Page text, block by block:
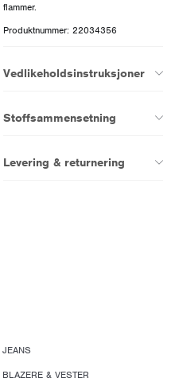
Produktnummer: 22034356
Vedlikeholdsinstruksjoner
Stoffsammensetning
Levering & returnering
JEANS
BLAZERE & VESTER